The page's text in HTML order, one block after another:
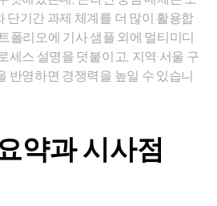
단기간 과제 체계를 더 많이 활용합
폴리오에 기사 샘플 외에 멀티미디
세스 설명을 덧붙이고, 지역·서울 구
반영하면 경쟁력을 높일 수 있습니
약과 시사점